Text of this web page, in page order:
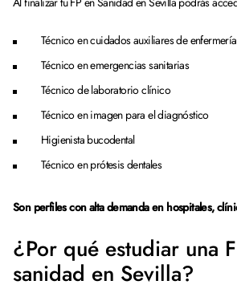
Técnico en cuidados auxiliares de enfermería
Técnico en emergencias sanitarias
Técnico de laboratorio clínico
Técnico en imagen para el diagnóstico
Higienista bucodental
Técnico en prótesis dentales
Son perfiles con alta demanda en hospitales,
¿Por qué estudiar una
sanidad en Sevilla?